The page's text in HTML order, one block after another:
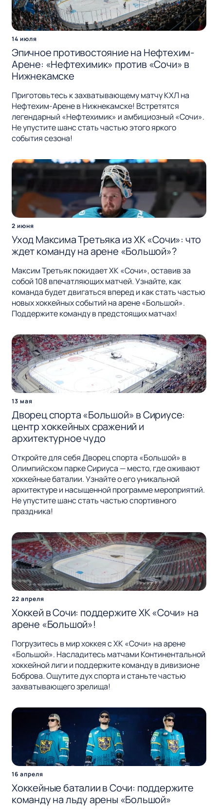
14 июля
Эпичное противостояние на Нефтехим-
Арене: «Нефтехимик» против «Сочи» в
Нижнекамске
Приготовьтесь к захватывающему матчу КХЛ на
Нефтехим-Арене в Нижнекамске! Встретятся
легендарный «Нефтехимик» и амбициозный «Сочи».
Не упустите шанс стать частью этого яркого
события сезона!
2 июня
Уход Максима Третьяка из ХК «Сочи»: что
ждет команду на арене «Большой»?
Максим Третьяк покидает ХК «Сочи», оставив за
собой 108 впечатляющих матчей. Узнайте, как
команда будет двигаться вперед и как стать частью
новых хоккейных событий на арене «Большой».
Поддержите команду в предстоящих матчах!
13 мая
Дворец спорта «Большой» в Сириусе:
центр хоккейных сражений и
архитектурное чудо
Откройте для себя Дворец спорта «Большой» в
Олимпийском парке Сириуса — место, где оживают
хоккейные баталии. Узнайте о его уникальной
архитектуре и насыщенной программе мероприятий.
Не упустите шанс стать частью спортивного
праздника!
22 апреля
Хоккей в Сочи: поддержите ХК «Сочи» на
арене «Большой»!
Погрузитесь в мир хоккея с ХК «Сочи» на арене
«Большой». Насладитесь матчами Континентальной
хоккейной лиги и поддержите команду в дивизионе
Боброва. Ощутите дух спорта и станьте частью
захватывающего зрелища!
16 апреля
Хоккейные баталии в Сочи: поддержите
команду на льду арены «Большой»